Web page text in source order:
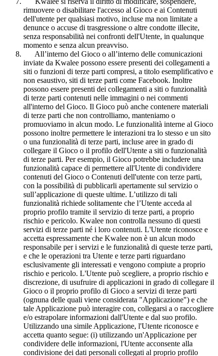
rimuovere o disabilitare l'accesso al Gioco e ai Contenuti
dell'utente per qualsiasi motivo, incluse ma non limitate a
denunce o accuse di trasgressione o altre condotte illecite,
senza responsabilità nei confronti dell'Utente, in qualunque
momento e senza alcun preavviso.
All’interno del Gioco o all’interno delle comunicazioni
inviate da Kwalee possono essere presenti dei collegamenti a
siti o funzioni di terze parti compresi, a titolo esemplificativo e
non esaustivo, siti di terze parti come Facebook. Inoltre
possono essere presenti dei collegamenti a siti o funzionalità
di terze parti contenuti nelle immagini o nei commenti
all'interno del Gioco. Il Gioco può anche contenere materiali
di terze parti che non controlliamo, manteniamo o
promuoviamo in alcun modo. Le funzionalità interne al Gioco
possono inoltre permettere le interazioni tra lo stesso e un sito
o una funzionalità di terze parti, incluse aree in grado di
collegare il Gioco o il profilo dell'Utente a siti o funzionalità
di terze parti. Per esempio, il Gioco potrebbe includere una
funzionalità capace di permettere all'Utente di condividere
contenuti del Gioco o Contenuti dell'utente con terze parti,
con la possibilità di pubblicarli apertamente sul servizio o
sull’applicazione di queste ultime. L’utilizzo di tali
funzionalità richiede solitamente che l’Utente acceda al
proprio profilo tramite il servizio di terze parti, a proprio
rischio e pericolo. Kwalee non controlla nessuno di questi
servizi di terze parti né i loro contenuti. L'Utente riconosce e
accetta espressamente che Kwalee non è un alcun modo
responsabile per i servizi e le funzionalità di queste terze parti,
e che le operazioni tra Utente e terze parti riguardano
esclusivamente gli interessati e vengono compiute a proprio
rischio e pericolo. L'Utente può scegliere, a proprio rischio e
discrezione, di usufruire di applicazioni in grado di collegare il
Gioco o il proprio profilo di Gioco a servizi di terze parti
(ognuna delle quali viene considerata "Applicazione") e che
tale Applicazione può interagire con, collegarsi a o raccogliere
e/o estrapolare informazioni dall'Utente e dal suo profilo.
Utilizzando una simile Applicazione, l'Utente riconosce e
accetta quanto segue: (i) utilizzando un'Applicazione per
condividere delle informazioni, l'Utente acconsente alla
condivisione dei dati personali collegati al proprio profilo